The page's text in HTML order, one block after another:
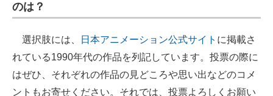
のは？
選択肢には、 日本アニメーション公式サイト に掲載さ
れている1990年代の作品を列記しています。投票の際に
はぜひ、それぞれの作品の見どころや思い出などのコメ
ントもお寄せください。それでは、投票よろしくお願い